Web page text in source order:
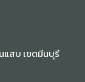
แสบ เขตมีนบุรี